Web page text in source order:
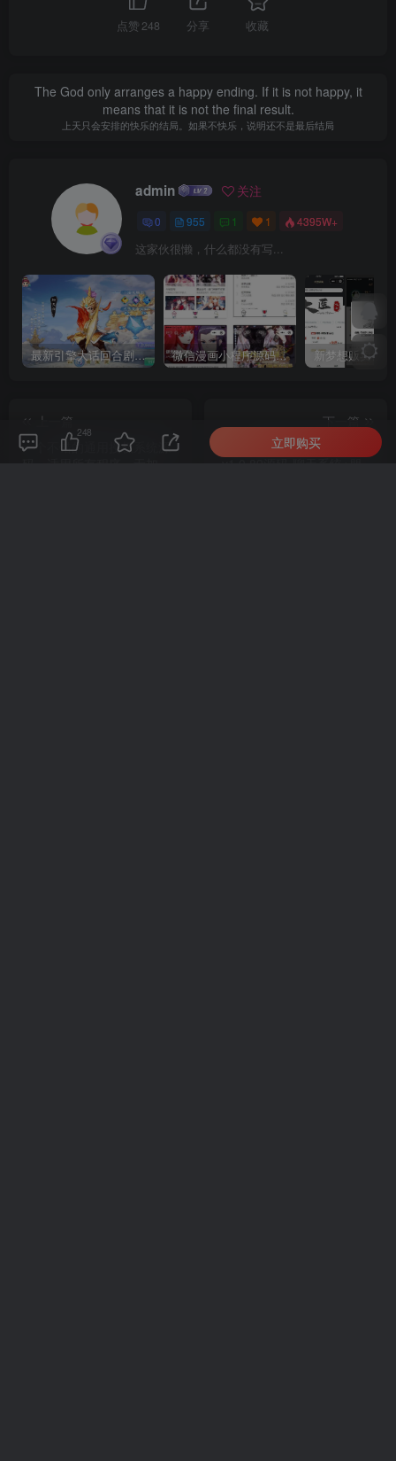
点赞248 分享 收藏
The God only arranges a happy ending. If it is not happy, it
means that it is not the final result.
上天只会安排的快乐的结局。如果不快乐，说明还不是最后结局
admin 关注
0 955 1 1 4395W+
这家伙很懒，什么都没有写...
最新引擎大话回合剧情闯关手游【大话回合之缥缈西游内丹版小熊修复版第二季】GM总运营管理后台安卓苹果IOS双端版本 微信漫画小程序源码全开源商业版
上一篇
一个不错的通用授权系统源
下一篇
仿微信IM即时通讯系统
v1.0.89源码-聊天系统+朋友
248
立即购买